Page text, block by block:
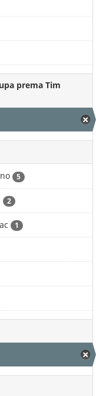
prema Tim
5
2
1